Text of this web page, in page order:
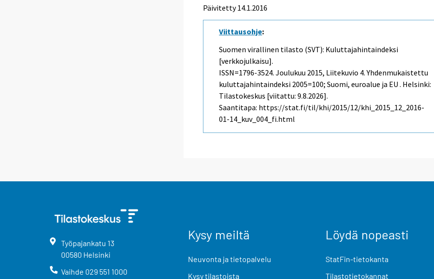
Päivitetty 14.1.2016
Viittausohje:
Suomen virallinen tilasto (SVT): Kuluttajahintaindeksi
[verkkojulkaisu].
ISSN=1796-3524.Joulukuu 2015, Liitekuvio 4. Yhdenmukaistettu
kuluttajahintaindeksi 2005=100; Suomi, euroalue ja EU . Helsinki:
Tilastokeskus [viitattu: 9.8.2026].
Saantitapa: https://stat.fi/til/khi/2015/12/khi_2015_12_2016-
01-14_kuv_004_fi.html
Työpajankatu 13
00580 Helsinki
Vaihde 029 551 1000
Kysy meiltä
Neuvonta ja tietopalvelu
Kysy tilastoista
Löydä nopeasti
StatFin-tietokanta
Tilastotietokannat